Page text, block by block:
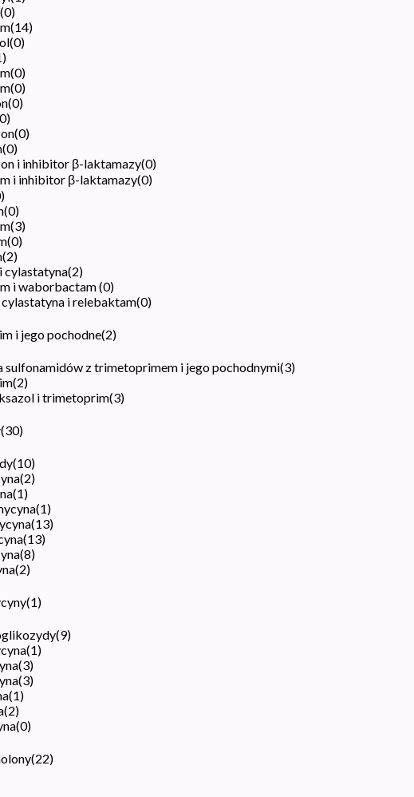
(0)
(14)
(0)
)
(0)
(0)
(0)
0)
(0)
(0)
i inhibitor β-laktamazy(0)
i inhibitor β-laktamazy(0)
)
(0)
(3)
(0)
(2)
cylastatyna(2)
i waborbactam(0)
cylastatyna i relebaktam(0)
i jego pochodne(2)
sulfonamidów z trimetoprimem i jego pochodnymi(3)
(2)
i trimetoprim(3)
(30)
(10)
(2)
(1)
(1)
(13)
(13)
(8)
(2)
(1)
(9)
(1)
(3)
(3)
(1)
(2)
(0)
(22)